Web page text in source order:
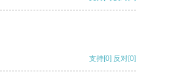
支持[0] 反对[0]